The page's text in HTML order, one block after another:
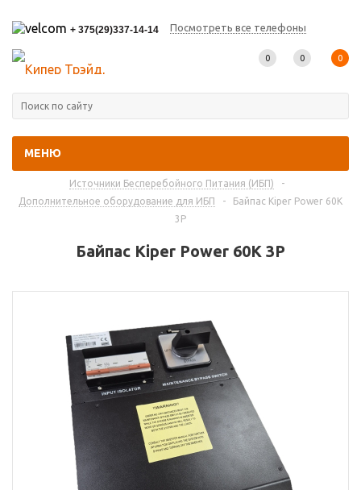
+ 375(29)337-14-14 Посмотреть все телефоны
МЕНЮ
0 0 0
Источники Бесперебойного Питания (ИБП)
-
Дополнительное оборудование для ИБП
-
Байпас Kiper Power 60K
3P
Байпас Kiper Power 60K 3P